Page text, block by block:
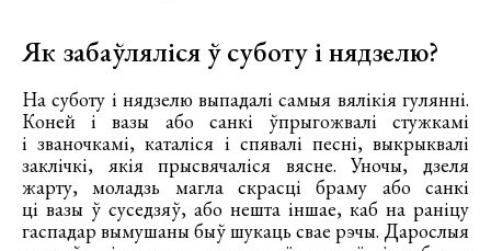
Як забаўляліся ў суботу і нядзелю?
На суботу і нядзелю выпадалі самыя вялікія гулянні.
Коней і вазы або санкі ўпрыгожвалі стужкамі
і званочкамі, каталіся і спявалі песні, выкрыквалі
заклічкі, якія прысвячаліся вясне. Уночы, дзеля
жарту, моладзь магла скрасці браму або санкі
ці вазы ў суседзяў, або нешта іншае, каб на раніцу
гаспадар вымушаны быў шукаць свае рэчы. Дарослыя